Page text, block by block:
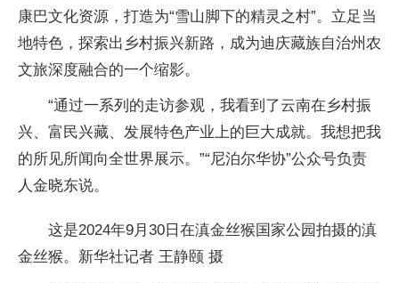
康巴文化资源，打造为“雪山脚下的精灵之村”。立足当
地特色，探索出乡村振兴新路，成为迪庆藏族自治州农
文旅深度融合的一个缩影。
“通过一系列的走访参观，我看到了云南在乡村振
兴、富民兴藏、发展特色产业上的巨大成就。我想把我
的所见所闻向全世界展示。”“尼泊尔华协”公众号负责
人金晓东说。
这是2024年9月30日在滇金丝猴国家公园拍摄的滇
金丝猴。新华社记者 王静颐 摄